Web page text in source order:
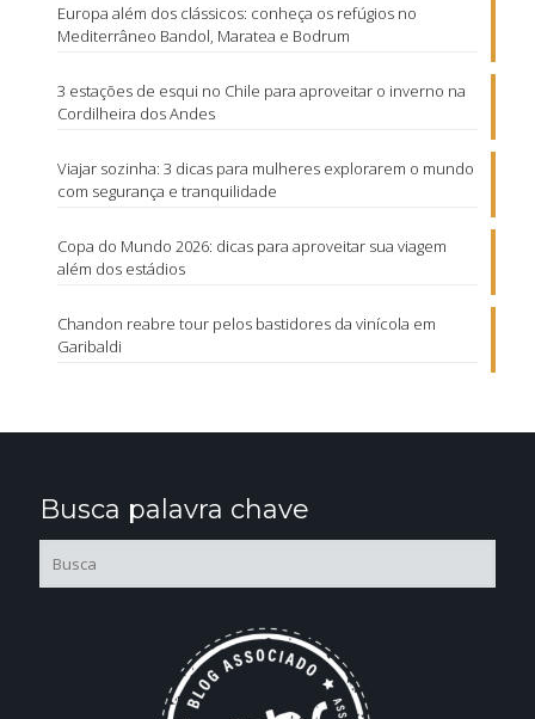
Europa além dos clássicos: conheça os refúgios no
Mediterrâneo Bandol, Maratea e Bodrum
3 estações de esqui no Chile para aproveitar o inverno na
Cordilheira dos Andes
Viajar sozinha: 3 dicas para mulheres explorarem o mundo
com segurança e tranquilidade
Copa do Mundo 2026: dicas para aproveitar sua viagem
além dos estádios
Chandon reabre tour pelos bastidores da vinícola em
Garibaldi
Busca palavra chave